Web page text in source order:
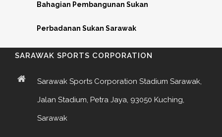
Bahagian Pembangunan Sukan
Perbadanan Sukan Sarawak
SARAWAK SPORTS CORPORATION
Sarawak Sports Corporation Stadium Sarawak,
Jalan Stadium, Petra Jaya, 93050 Kuching,
Sarawak